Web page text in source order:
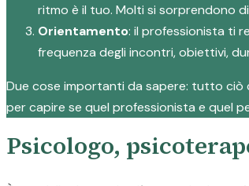
ritmo è il tuo. Molti si sorprendono
Orientamento: il professionista ti
frequenza degli incontri, obiettivi,
Due cose importanti da sapere: tutto ciò
per capire se quel professionista e quel
Psicologo,